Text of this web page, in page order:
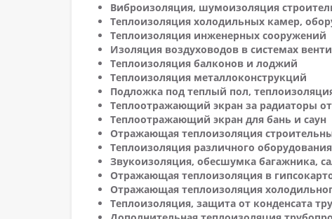
Виброизоляция, шумоизоляция
Теплоизоляция холодильных камер,
Теплоизоляция инженерных сооружений
Изоляция воздуховодов в системах
Теплоизоляция балконов и лоджий
Теплоизоляция металлоконструкций
Подложка под теплый пол,
Теплоотражающий экран за радиаторы
Теплоотражающий экран для бань и саун
Отражающая теплоизоляция
Теплоизоляция различного
Звукоизоляция, обесшумка багажника,
Отражающая теплоизоляция в
Отражающая теплоизоляция
Теплоизоляция, защита от конденсата